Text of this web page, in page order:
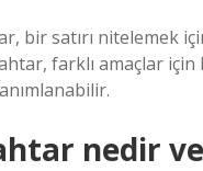
bir satırı nitelemek
farklı amaçlar
nedir